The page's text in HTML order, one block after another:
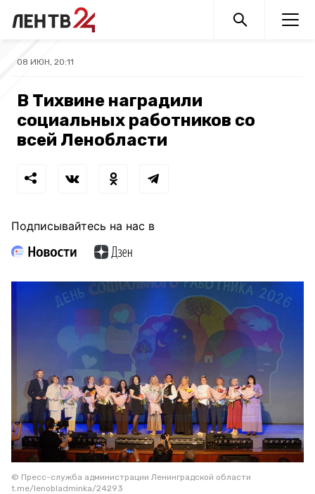
08 ИЮН, 20:11
В Тихвине наградили
социальных работников со
всей Ленобласти
Подписывайтесь на нас в
© Пресс-служба администрации Ленинградской области
t.me/lenobladminka/24293